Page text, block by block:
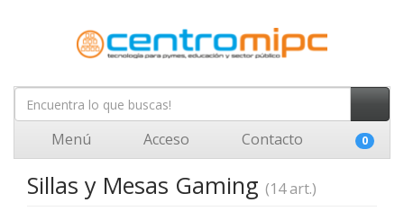
Menú Acceso Contacto 0
Sillas y Mesas Gaming (14 art.)